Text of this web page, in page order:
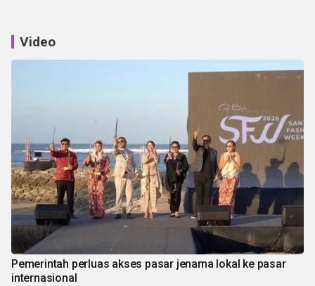
Video
Pemerintah perluas akses pasar jenama lokal ke pasar
internasional